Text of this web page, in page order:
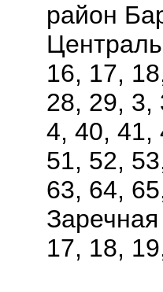
район
16, 17,
28, 29, 3,
4, 40, 41,
51, 52,
63, 64,
17, 18,